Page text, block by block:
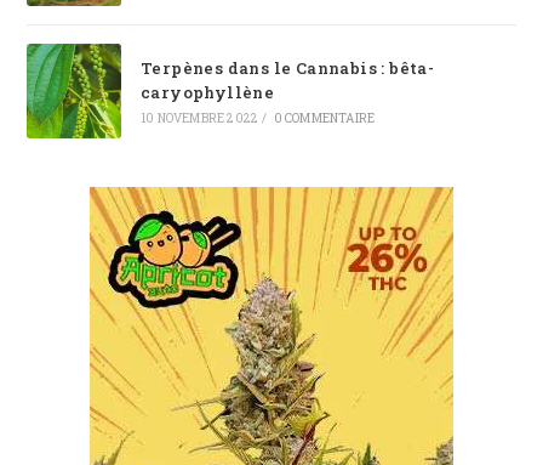
Terpènes dans le Cannabis : bêta-
caryophyllène
10 NOVEMBRE 2022 / 0 COMMENTAIRE